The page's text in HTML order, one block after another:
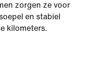
zorgen ze voor
en stabiel
kilometers.